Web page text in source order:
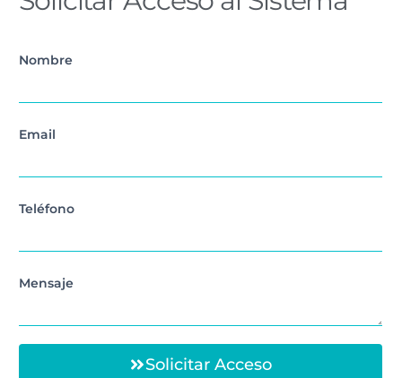
Nombre
Email
Teléfono
Mensaje
Solicitar Acceso